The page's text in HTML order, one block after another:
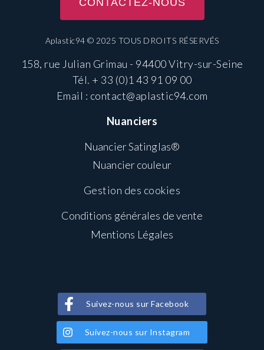
Aplastic94 © 2025 TOUS DROITS RÉSERVÉS
158, rue Julian Grimau - 94400 Vitry-sur-Seine
Tél. + 33 (0)1 43 91 09 00
Email : contact@aplastic94.com
Nuanciers
Nuancier Satinglas®
Nuancier couleur
Gestion des cookies
Conditions générales de vente
Mentions Légales
Suivez-nous sur Facebook
Suivez-nous sur Instagram